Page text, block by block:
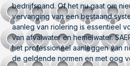
bedrijfspand. Of het nu gaat om
vervanging van een bestaand
aanleg van riolering is essentieel
van afvalwater en hemelwater.
het professioneel aanleggen van
de geldende normen en met oog